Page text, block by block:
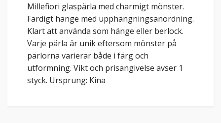
Millefiori glaspärla med charmigt mönster.
Färdigt hänge med upphängningsanordning.
Klart att använda som hänge eller berlock.
Varje pärla är unik eftersom mönster på
pärlorna varierar både i färg och
utformning. Vikt och prisangivelse avser 1
styck. Ursprung: Kina